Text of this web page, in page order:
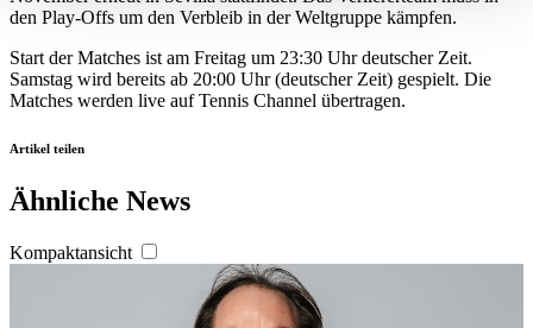
verarbeitet werden, und legen Sie Ihre Präferenzen im
Wir verwenden Cookies, um Inhalte und Anzeigen zu
zu können und die Zugriffe auf unsere Website zu
Verwendung unserer Website an unsere Partner für
soziale Medien, Werbung und Analysen weiter. Unsere
Partner führen diese Informationen möglicherweise mit
weiteren Daten zusammen, die Sie ihnen bereitgestellt
den Play-Offs um den Verbleib in der Weltgruppe kämpfen.
Start der Matches ist am Freitag um 23:30 Uhr deutscher Zeit.
Samstag wird bereits ab 20:00 Uhr (deutscher Zeit) gespielt. Die
Matches werden live auf Tennis Channel übertragen.
Artikel teilen
Ähnliche News
Kompaktansicht